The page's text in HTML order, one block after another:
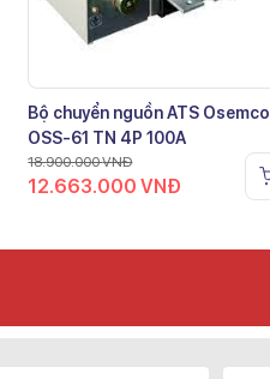
Bộ chuyển nguồn ATS Osemco
OSS-61 TN 4P 100A
18.900.000VNĐ
12.663.000VNĐ